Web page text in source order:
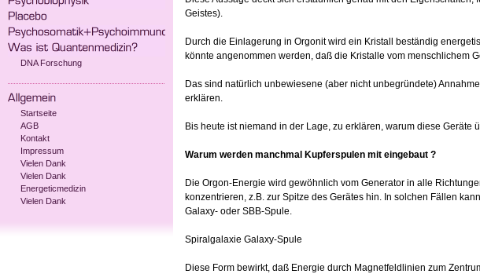
DNA Forschung
Startseite
AGB
Kontakt
Impressum
Vielen Dank
Vielen Dank
Energeticmedizin
Vielen Dank
Geistes).
Durch die Einlagerung in Orgonit wird ein Kristall beständig
könnte angenommen werden, daß die Kristalle vom menschlichem
Das sind natürlich unbewiesene (aber nicht unbegründete)
erklären.
Bis heute ist niemand in der Lage, zu erklären, warum diese Geräte
Warum werden manchmal Kupferspulen mit eingebaut ?
Die Orgon-Energie wird gewöhnlich vom Generator in alle
konzentrieren, z.B. zur Spitze des Gerätes hin. In solchen Fällen
Galaxy- oder SBB-Spule.
Spiralgalaxie Galaxy-Spule
Diese Form bewirkt, daß Energie durch Magnetfeldlinien zum